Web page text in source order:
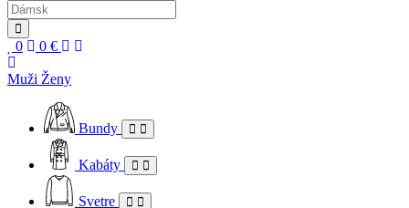
0 0 €
Muži Ženy
Bundy
Kabáty
Svetre